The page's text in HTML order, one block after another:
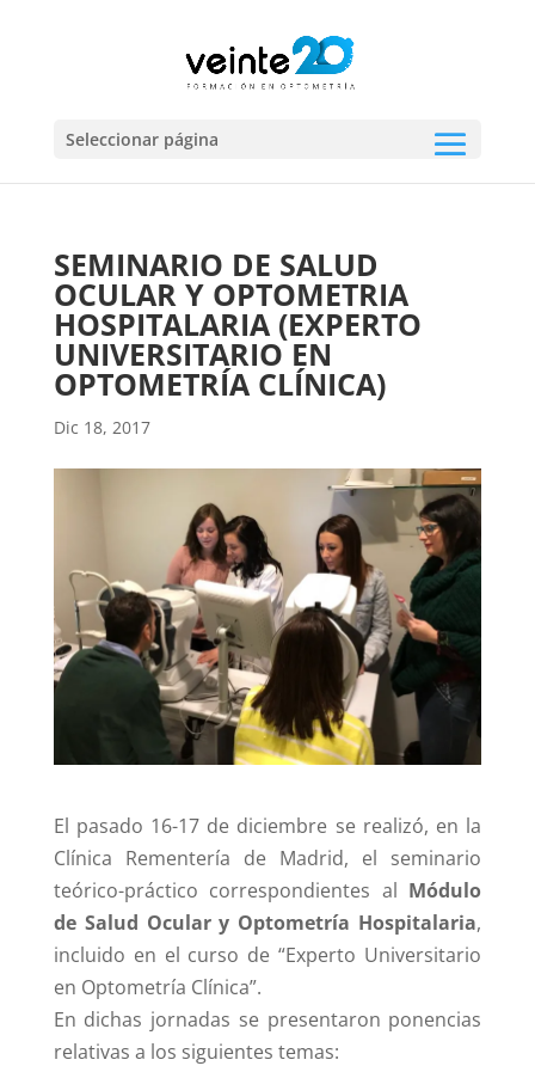
Seleccionar página
SEMINARIO DE SALUD
OCULAR Y OPTOMETRIA
HOSPITALARIA (EXPERTO
UNIVERSITARIO EN
OPTOMETRÍA CLÍNICA)
Dic 18, 2017
El pasado 16-17 de diciembre se realizó, en la
Clínica Rementería de Madrid, el seminario
teórico-práctico correspondientes al Módulo
de Salud Ocular y Optometría Hospitalaria,
incluido en el curso de “Experto Universitario
en Optometría Clínica”.
En dichas jornadas se presentaron ponencias
relativas a los siguientes temas: